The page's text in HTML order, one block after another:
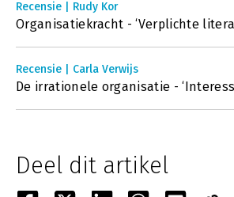
Recensie | Rudy Kor
Organisatiekracht - ‘Verplichte
Recensie | Carla Verwijs
De irrationele organisatie -
Deel dit artikel